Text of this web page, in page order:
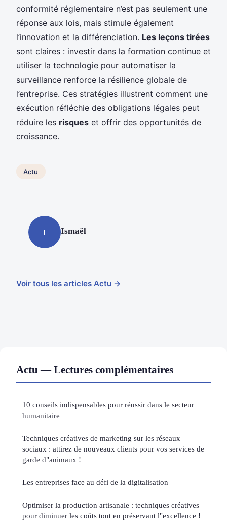
conformité réglementaire n’est pas seulement une
réponse aux lois, mais stimule également
l’innovation et la différenciation. Les leçons tirées
sont claires : investir dans la formation continue et
utiliser la technologie pour automatiser la
surveillance renforce la résilience globale de
l’entreprise. Ces stratégies illustrent comment une
exécution réfléchie des obligations légales peut
réduire les risques et offrir des opportunités de
croissance.
Actu
I Ismaël
Voir tous les articles Actu →
Actu — Lectures complémentaires
10 conseils indispensables pour réussir dans le secteur
humanitaire
Techniques créatives de marketing sur les réseaux
sociaux : attirez de nouveaux clients pour vos services de
garde d"animaux !
Les entreprises face au défi de la digitalisation
Optimiser la production artisanale : techniques créatives
pour diminuer les coûts tout en préservant l"excellence !